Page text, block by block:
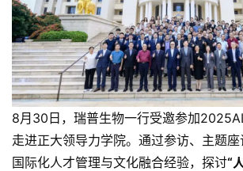
8月30日，瑞普生物一行受邀参加
走进正大领导力学院。通过参访、主题
国际化人才管理与文化融合经验，探讨“